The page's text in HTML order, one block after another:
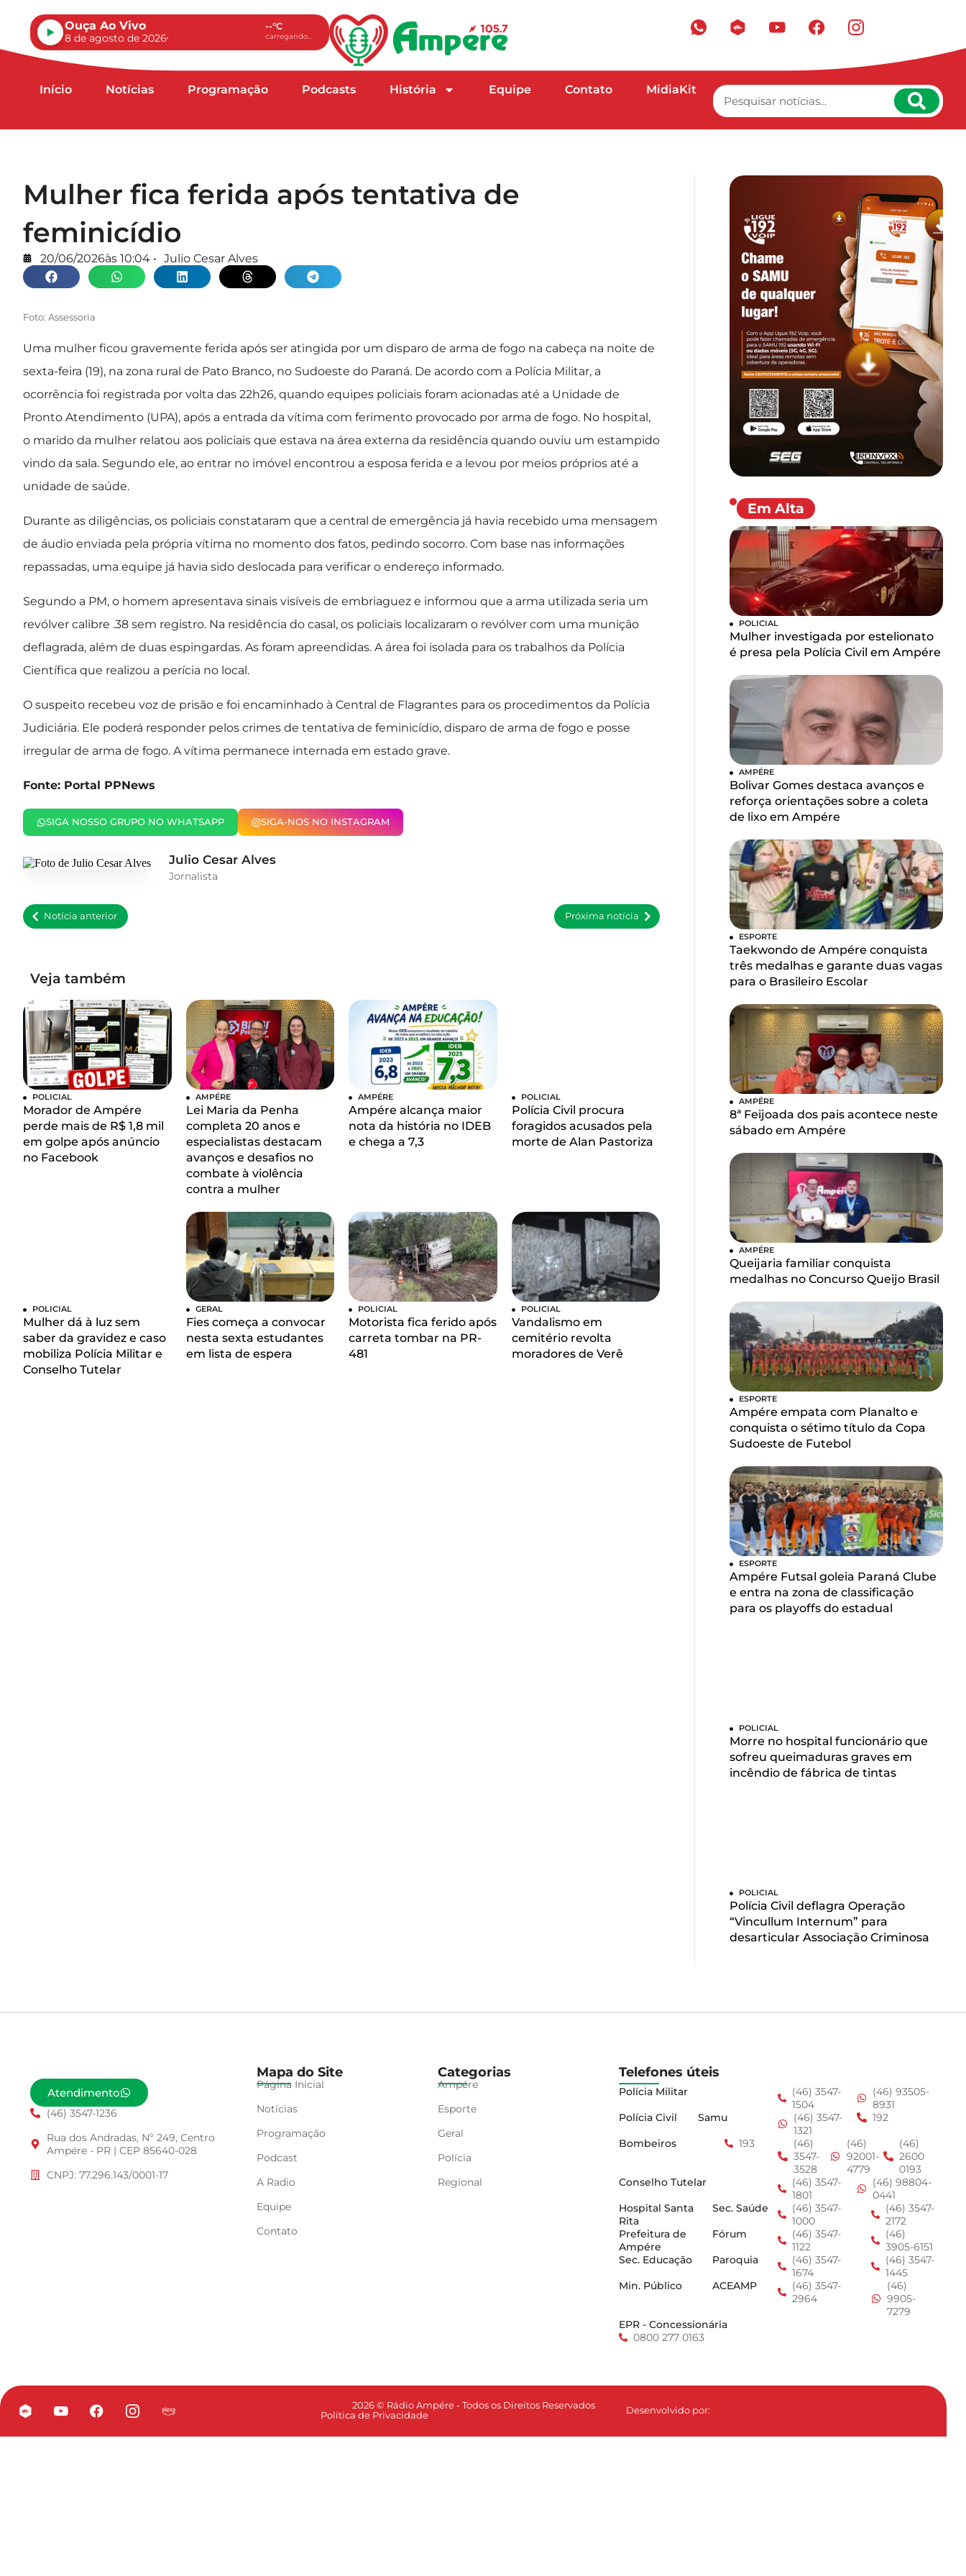
Ouça Ao Vivo
8 de agosto de 2026
--°C
carregando...
Início Notícias Programação Podcasts História Equipe Contato MidiaKit
Mulher fica ferida após tentativa de
feminicídio
20/06/2026às 10:04 • Julio Cesar Alves
Foto: Assessoria
Uma mulher ficou gravemente ferida após ser atingida por um disparo de arma de fogo na cabeça na noite de
sexta-feira (19), na zona rural de Pato Branco, no Sudoeste do Paraná. De acordo com a Polícia Militar, a
ocorrência foi registrada por volta das 22h26, quando equipes policiais foram acionadas até a Unidade de
Pronto Atendimento (UPA), após a entrada da vítima com ferimento provocado por arma de fogo. No hospital,
o marido da mulher relatou aos policiais que estava na área externa da residência quando ouviu um estampido
vindo da sala. Segundo ele, ao entrar no imóvel encontrou a esposa ferida e a levou por meios próprios até a
unidade de saúde.
Durante as diligências, os policiais constataram que a central de emergência já havia recebido uma mensagem
de áudio enviada pela própria vítima no momento dos fatos, pedindo socorro. Com base nas informações
repassadas, uma equipe já havia sido deslocada para verificar o endereço informado.
Segundo a PM, o homem apresentava sinais visíveis de embriaguez e informou que a arma utilizada seria um
revólver calibre .38 sem registro. Na residência do casal, os policiais localizaram o revólver com uma munição
deflagrada, além de duas espingardas. As foram apreendidas. A área foi isolada para os trabalhos da Polícia
Científica que realizou a perícia no local.
O suspeito recebeu voz de prisão e foi encaminhado à Central de Flagrantes para os procedimentos da Polícia
Judiciária. Ele poderá responder pelos crimes de tentativa de feminicídio, disparo de arma de fogo e posse
irregular de arma de fogo. A vítima permanece internada em estado grave.
Fonte: Portal PPNews
SIGA NOSSO GRUPO NO WHATSAPP SIGA-NOS NO INSTAGRAM
Julio Cesar Alves
Jornalista
Notícia anterior Próxima notícia
Veja também
POLICIAL
Morador de Ampére
perde mais de R$ 1,8 mil
em golpe após anúncio
no Facebook
AMPÉRE
Lei Maria da Penha
completa 20 anos e
especialistas destacam
avanços e desafios no
combate à violência
contra a mulher
AMPÉRE
Ampére alcança maior
nota da história no IDEB
e chega a 7,3
POLICIAL
Polícia Civil procura
foragidos acusados pela
morte de Alan Pastoriza
POLICIAL
Mulher dá à luz sem
saber da gravidez e caso
mobiliza Polícia Militar e
Conselho Tutelar
GERAL
Fies começa a convocar
nesta sexta estudantes
em lista de espera
POLICIAL
Motorista fica ferido após
carreta tombar na PR-
481
POLICIAL
Vandalismo em
cemitério revolta
moradores de Verê
Em Alta
POLICIAL
Mulher investigada por estelionato
é presa pela Polícia Civil em Ampére
AMPÉRE
Bolivar Gomes destaca avanços e
reforça orientações sobre a coleta
de lixo em Ampére
ESPORTE
Taekwondo de Ampére conquista
três medalhas e garante duas vagas
para o Brasileiro Escolar
AMPÉRE
8ª Feijoada dos pais acontece neste
sábado em Ampére
AMPÉRE
Queijaria familiar conquista
medalhas no Concurso Queijo Brasil
ESPORTE
Ampére empata com Planalto e
conquista o sétimo título da Copa
Sudoeste de Futebol
ESPORTE
Ampére Futsal goleia Paraná Clube
e entra na zona de classificação
para os playoffs do estadual
POLICIAL
Morre no hospital funcionário que
sofreu queimaduras graves em
incêndio de fábrica de tintas
POLICIAL
Polícia Civil deflagra Operação
“Vincullum Internum” para
desarticular Associação Criminosa
Atendimento
(46) 3547-1236
Rua dos Andradas, Nº 249, Centro
Ampére - PR | CEP 85640-028
CNPJ: 77.296.143/0001-17
Mapa do Site
Página Inicial
Notícias
Programação
Podcast
A Radio
Equipe
Contato
Categorias
Ampére
Esporte
Geral
Polícia
Regional
Telefones úteis
Polícia Militar
(46) 3547-
1504
(46) 93505-
8931
Polícia Civil
Samu
(46) 3547-
1321
192
Bombeiros
193
(46)
3547-
3528
(46)
92001-
4779
(46)
2600
0193
Conselho Tutelar
(46) 3547-
1801
(46) 98804-
0441
Hospital Santa
Rita
Sec. Saúde
(46) 3547-
1000
(46) 3547-
2172
Prefeitura de
Ampére
Fórum
(46) 3547-
1122
(46)
3905-6151
Sec. Educação
Paroquia
(46) 3547-
1674
(46) 3547-
1445
Min. Público
ACEAMP
(46) 3547-
2964
(46)
9905-
7279
EPR - Concessionária
0800 277 0163
2026 © Rádio Ampére - Todos os Direitos Reservados
Política de Privacidade
Desenvolvido por: